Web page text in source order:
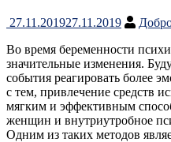
27.11.201927.11.2019
Во время беременности
значительные изменения.
события реагировать более
с тем, привлечение средств
мягким и эффективным
женщин и внутриутробное
Одним из таких методов